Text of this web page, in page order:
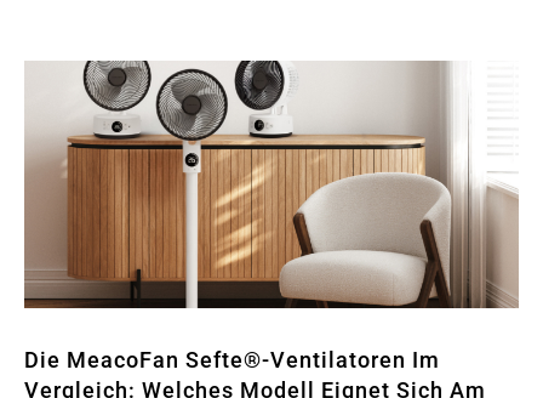
Die MeacoFan Sefte®-Ventilatoren Im
Vergleich: Welches Modell Eignet Sich Am